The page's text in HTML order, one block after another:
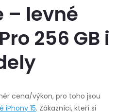
– levné
256 GB i
cena/výkon, pro toho jsou
iPhony 15. Zákazníci, kteří si